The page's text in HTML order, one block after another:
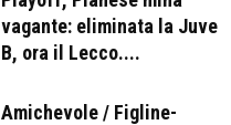
vagante: eliminata la Juve
B, ora il Lecco....
Amichevole / Figline-